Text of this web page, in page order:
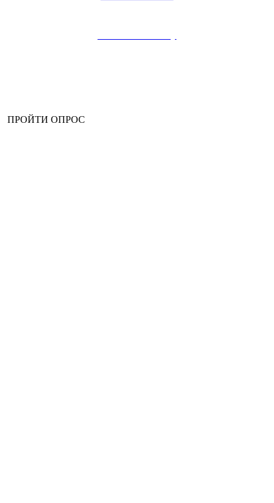
ПРОЙТИ ОПРОС